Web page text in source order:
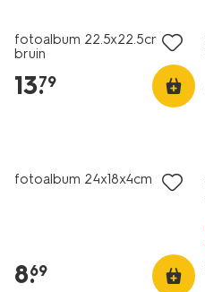
fotoalbum 22.5x22.5cm
bruin
13.
79
fotoalbum 24x18x4cm roze
8.
69